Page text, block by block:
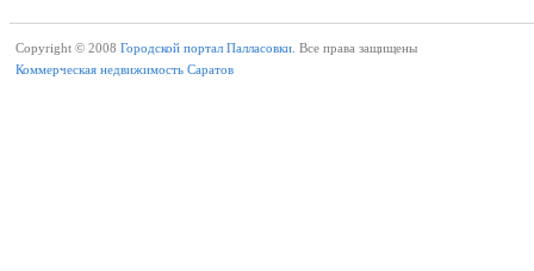
Copyright © 2008 Городской портал Палласовки. Все права защищены
Коммерческая недвижимость Саратов